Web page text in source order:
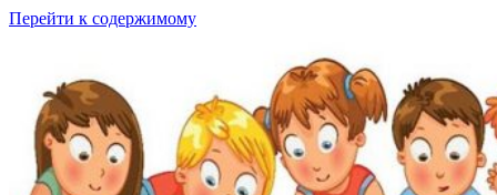
Перейти к содержимому